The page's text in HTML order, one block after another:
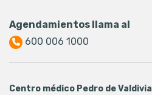
Agendamientos llama al
600 006 1000
Centro médico Pedro de Valdivia